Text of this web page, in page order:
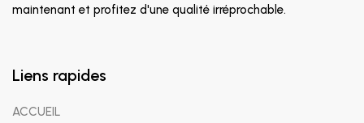
maintenant et profitez d'une qualité irréprochable.
Liens rapides
ACCUEIL